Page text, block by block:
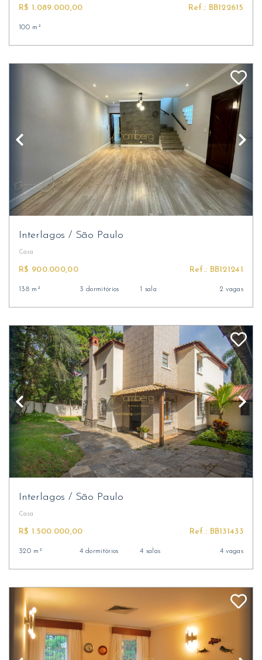
R$ 1.089.000,00 Ref.: BB122615
100 m²
Interlagos/ São Paulo
Casa
R$ 900.000,00 Ref.: BB121241
138 m² 3 dormitórios 1 sala 2 vagas
Interlagos/ São Paulo
Casa
R$ 1.500.000,00 Ref.: BB131433
320 m² 4 dormitórios 4 salas 4 vagas